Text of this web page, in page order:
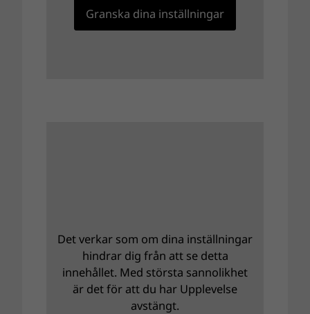
Granska dina inställningar
Det verkar som om dina inställningar
hindrar dig från att se detta
innehållet. Med största sannolikhet
är det för att du har Upplevelse
avstängt.